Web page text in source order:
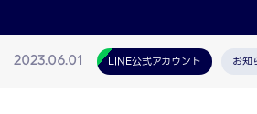
2023.06.01 LINE公式アカウント お知